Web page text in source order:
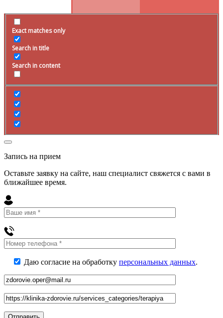
Exact matches only
Search in title
Search in content
Запись на прием
Оставьте заявку на сайте, наш специалист свяжется с вами в
ближайшее время.
Даю согласие на обработку персональных данных.